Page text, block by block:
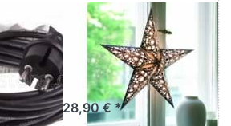
5
EARTH FRIENDLY
starlightz table
stand
Lampenfuß M
28,90 € *